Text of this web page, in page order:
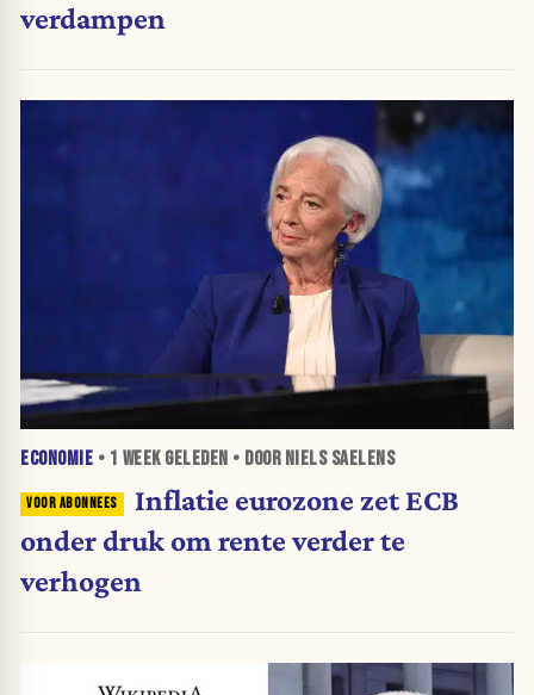
verdampen
ECONOMIE • 1 WEEKGELEDEN • DOOR NIELS SAELENS
Inflatie eurozone zet ECB
onder druk om rente verder te
verhogen